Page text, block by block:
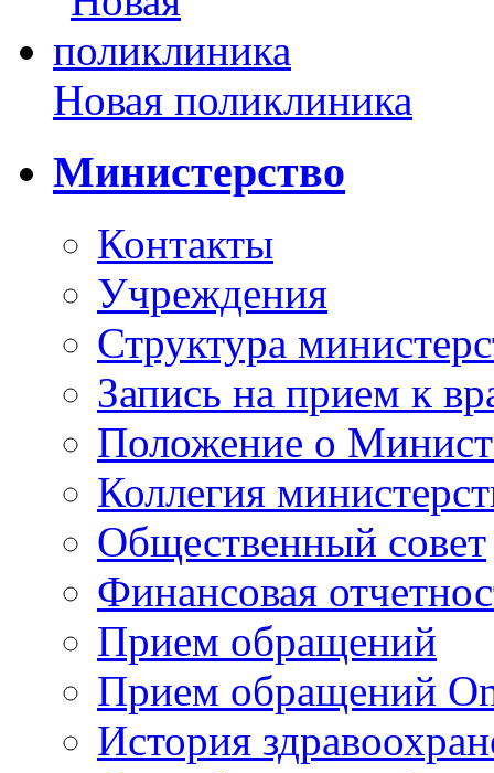
Новая поликлиника
Министерство
Контакты
Учреждения
Структура
Запись на прием к
Положение о
Коллегия
Общественный совет
Финансовая
Прием обращений
Прием обращений
История